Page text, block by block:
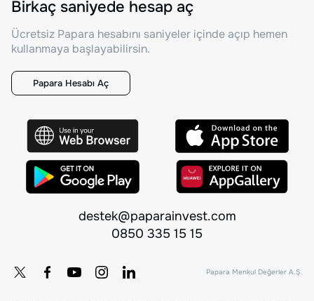
Birkaç saniyede hesap aç
Ücretsiz Papara hesabını saniyeler içinde açıp hemen
kullanmaya başlayabilirsin.
Papara Hesabı Aç
destek@paparainvest.com
0850 335 15 15
Papara Menkul Değerler A.Ş.